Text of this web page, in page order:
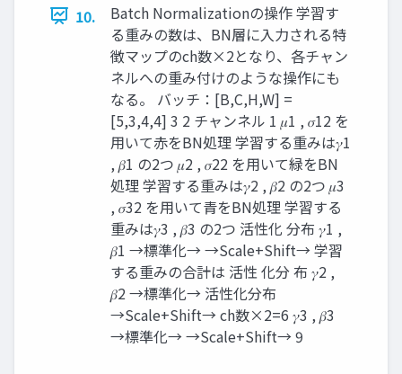
10.
Batch Normalizationの操作 学習す
る重みの数は、BN層に入力される特
徴マップのch数×2となり、各チャン
ネルへの重み付けのような操作にも
なる。 バッチ：[B,C,H,W] =
[5,3,4,4] 3 2 チャンネル 1 𝜇1 , 𝜎12 を
用いて赤をBN処理 学習する重みは𝛾1
, 𝛽1 の2つ 𝜇2 , 𝜎22 を用いて緑をBN
処理 学習する重みは𝛾2 , 𝛽2 の2つ 𝜇3
, 𝜎32 を用いて青をBN処理 学習する
重みは𝛾3 , 𝛽3 の2つ 活性化 分布 𝛾1 ,
𝛽1 →標準化→ →Scale+Shift→ 学習
する重みの合計は 活性 化分 布 𝛾2 ,
𝛽2 →標準化→ 活性化分布
→Scale+Shift→ ch数×2=6 𝛾3 , 𝛽3
→標準化→ →Scale+Shift→ 9